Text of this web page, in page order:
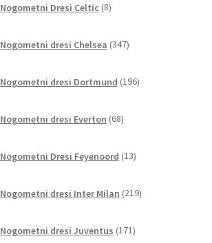
Nogometni Dresi Celtic 8izdelkov
Nogometni dresi Chelsea 347izdelkov
Nogometni dresi Dortmund 196izdelkov
Nogometni dresi Everton 68izdelkov
Nogometni Dresi Feyenoord 13izdelkov
Nogometni dresi Inter Milan 219izdelkov
Nogometni dresi Juventus 171izdelkov